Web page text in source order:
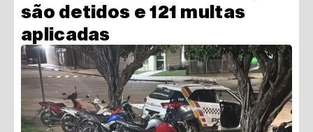
são detidos e 121 multas
aplicadas